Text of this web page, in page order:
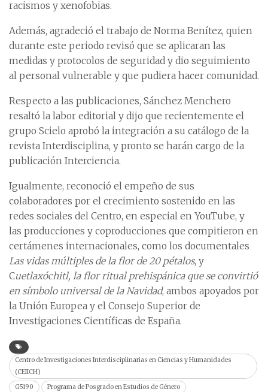
racismos y xenofobias.
Además, agradeció el trabajo de Norma Benítez, quien
durante este periodo revisó que se aplicaran las
medidas y protocolos de seguridad y dio seguimiento
al personal vulnerable y que pudiera hacer comunidad.
Respecto a las publicaciones, Sánchez Menchero
resaltó la labor editorial y dijo que recientemente el
grupo Scielo aprobó la integración a su catálogo de la
revista Interdisciplina, y pronto se harán cargo de la
publicación Interciencia.
Igualmente, reconoció el empeño de sus
colaboradores por el crecimiento sostenido en las
redes sociales del Centro, en especial en YouTube, y
las producciones y coproducciones que compitieron en
certámenes internacionales, como los documentales
Las vidas múltiples de la flor de 20 pétalos, y
Cuetlaxóchitl, la flor ritual prehispánica que se convirtió
en símbolo universal de la Navidad, ambos apoyados por
la Unión Europea y el Consejo Superior de
Investigaciones Científicas de España.
Centro de Investigaciones Interdisciplinarias en Ciencias y Humanidades
(CEIICH)
G5190
Programa de Posgrado en Estudios de Género